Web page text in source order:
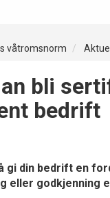
våtromsnorm
bli
bedrift
gi din bedrift en
eller godkjenning